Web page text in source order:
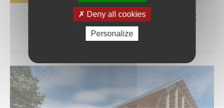
VISITE D'UNE RÉNOVATION BBC
EN CHAUX-CHANVRE
Deny all cookies
Personalize